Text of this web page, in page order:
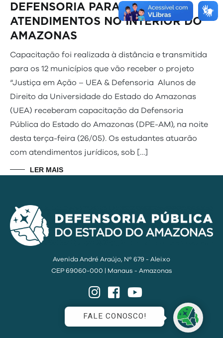
DEFENSORIA PARA
ATENDIMENTOS NO INTERIOR DO
AMAZONAS
Capacitação foi realizada à distância e transmitida
para os 12 municípios que vão receber o projeto
“Justiça em Ação – UEA & Defensoria Alunos de
Direito da Universidade do Estado do Amazonas
(UEA) receberam capacitação da Defensoria
Pública do Estado do Amazonas (DPE-AM), na noite
desta terça-feira (26/05). Os estudantes atuarão
com atendimentos jurídicos, sob […]
LER MAIS
Avenida André Araújo, Nº 679 - Aleixo
CEP 69060-000 | Manaus - Amazonas
InstagramFacebook
FALE CONOSCO!